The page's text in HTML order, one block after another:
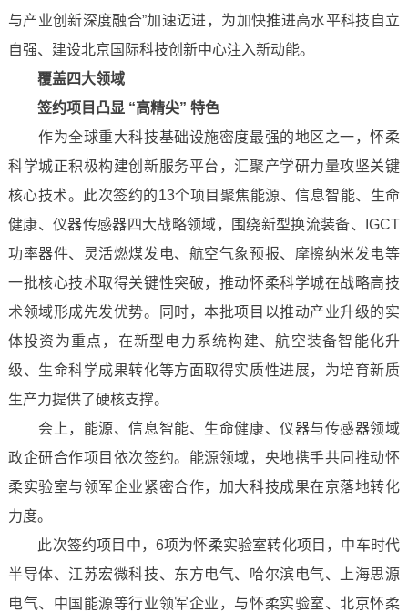
与产业创新深度融合”加速迈进，为加快推进高水平科技自立
自强、建设北京国际科技创新中心注入新动能。
覆盖四大领域
签约项目凸显 “高精尖” 特色
作为全球重大科技基础设施密度最强的地区之一，怀柔
科学城正积极构建创新服务平台，汇聚产学研力量攻坚关键
核心技术。此次签约的13个项目聚焦能源、信息智能、生命
健康、仪器传感器四大战略领域，围绕新型换流装备、IGCT
功率器件、灵活燃煤发电、航空气象预报、摩擦纳米发电等
一批核心技术取得关键性突破，推动怀柔科学城在战略高技
术领域形成先发优势。同时，本批项目以推动产业升级的实
体投资为重点，在新型电力系统构建、航空装备智能化升
级、生命科学成果转化等方面取得实质性进展，为培育新质
生产力提供了硬核支撑。
会上，能源、信息智能、生命健康、仪器与传感器领域
政企研合作项目依次签约。能源领域，央地携手共同推动怀
柔实验室与领军企业紧密合作，加大科技成果在京落地转化
力度。
此次签约项目中，6项为怀柔实验室转化项目，中车时代
半导体、江苏宏微科技、东方电气、哈尔滨电气、上海思源
电气、中国能源等行业领军企业，与怀柔实验室、北京怀柔